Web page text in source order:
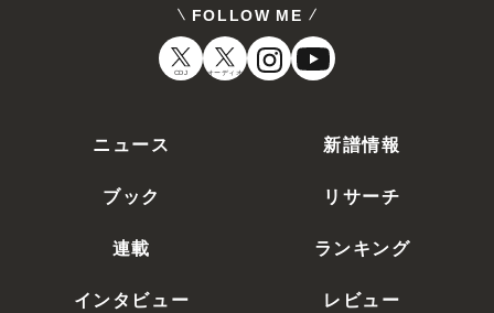
FOLLOW ME
CDJ オーディオ
ニュース
新譜情報
ブック
リサーチ
連載
ランキング
インタビュー
レビュー